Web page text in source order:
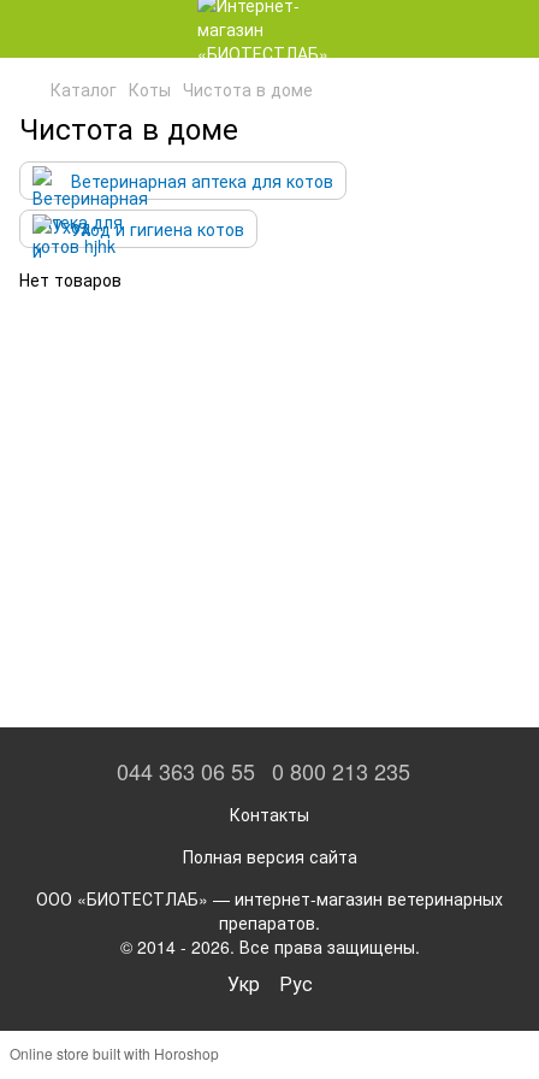
Каталог Коты Чистота в доме
Чистота в доме
Ветеринарная аптека для котов
Уход и гигиена котов
Нет товаров
044 363 06 55 0 800 213 235
Контакты
Полная версия сайта
ООО «БИОТЕСТЛАБ» — интернет-магазин ветеринарных
препаратов.
© 2014 - 2026. Все права защищены.
Укр Рус
Online store built with Horoshop